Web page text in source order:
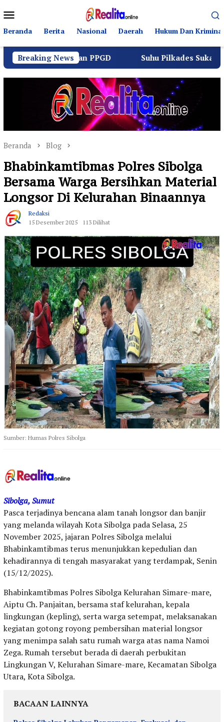
ke
kontenMobile
Beranda Berita Nasional Daerah Hukum Dan Kriminal
Breaking News
dan PPGD Suhu Pilkades Sukamulya
Beranda Blog
Bhabinkamtibmas Polres Sibolga
Bersama Warga Bersihkan Material
Longsor Di Kelurahan Binaannya
Redaksi
15 Desember 2025
113 Dilihat
Sumber: Humas Polres Sibolga
Sibolga, Sumut
Pasca terjadinya bencana alam tanah longsor dan banjir
yang melanda wilayah Kota Sibolga pada Selasa, 25
November 2025, jajaran Polres Sibolga melalui
Bhabinkamtibmas terus menunjukkan kepedulian dan
kehadirannya di tengah masyarakat yang terdampak, Senin
(15/12/2025).
Bhabinkamtibmas Polres Sibolga Kelurahan Simare-mare,
Aiptu Ch. Panjaitan, bersama staf kelurahan, kepala
lingkungan (kepling), serta warga setempat, melaksanakan
kegiatan gotong royong pembersihan material longsor
yang menimpa salah satu rumah warga atas nama Namoi
Zega. Rumah tersebut berada di daerah perbukitan
Lingkungan V, Kelurahan Simare-mare, Kecamatan Sibolga
Utara, Kota Sibolga.
BACAAN LAINNYA